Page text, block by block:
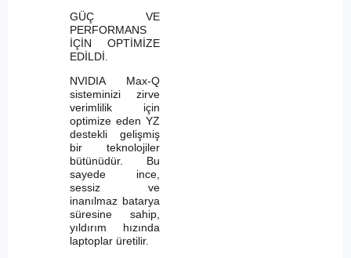
GÜÇ VE
PERFORMANS
İÇİN OPTİMİZE
EDİLDİ.
NVIDIA Max-Q
sisteminizi zirve
verimlilik için
optimize eden YZ
destekli gelişmiş
bir teknolojiler
bütünüdür. Bu
sayede ince,
sessiz ve
inanılmaz batarya
süresine sahip,
yıldırım hızında
laptoplar üretilir.